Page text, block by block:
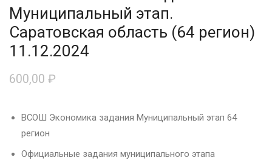
Муниципальный этап.
Саратовская область (64 регион)
11.12.2024
600,00 ₽
ВСОШ Экономика задания Муниципальный этап 64
регион
Официальные задания муниципального этапа